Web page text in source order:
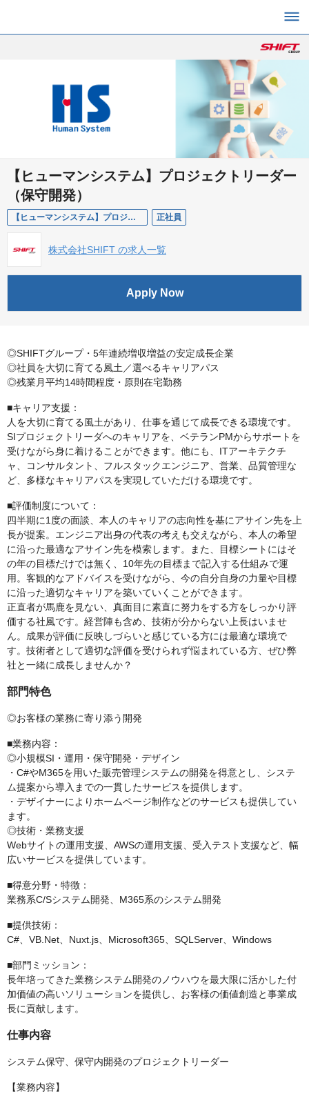
【ヒューマンシステム】プロジェクトリーダー
（保守開発）
【ヒューマンシステム】プロジェクトリーダー（保守開発） 正社員
株式会社SHIFT の求人一覧
Apply Now
◎SHIFTグループ・5年連続増収増益の安定成長企業
◎社員を大切に育てる風土／選べるキャリアパス
◎残業月平均14時間程度・原則在宅勤務
■キャリア支援：
人を大切に育てる風土があり、仕事を通じて成長できる環境です。
SIプロジェクトリーダへのキャリアを、ベテランPMからサポートを
受けながら身に着けることができます。他にも、ITアーキテクチ
ャ、コンサルタント、フルスタックエンジニア、営業、品質管理な
ど、多様なキャリアパスを実現していただける環境です。
■評価制度について：
四半期に1度の面談、本人のキャリアの志向性を基にアサイン先を上
長が提案。エンジニア出身の代表の考えも交えながら、本人の希望
に沿った最適なアサイン先を模索します。また、目標シートにはそ
の年の目標だけでは無く、10年先の目標まで記入する仕組みで運
用。客観的なアドバイスを受けながら、今の自分自身の力量や目標
に沿った適切なキャリアを築いていくことができます。
正直者が馬鹿を見ない、真面目に素直に努力をする方をしっかり評
価する社風です。経営陣も含め、技術が分からない上長はいませ
ん。成果が評価に反映しづらいと感じている方には最適な環境で
す。技術者として適切な評価を受けられず悩まれている方、ぜひ弊
社と一緒に成長しませんか？
部門特色
◎お客様の業務に寄り添う開発
■業務内容：
◎小規模SI・運用・保守開発・デザイン
・C#やM365を用いた販売管理システムの開発を得意とし、システ
ム提案から導入までの一貫したサービスを提供します。
・デザイナーによりホームページ制作などのサービスも提供してい
ます。
◎技術・業務支援
Webサイトの運用支援、AWSの運用支援、受入テスト支援など、幅
広いサービスを提供しています。
■得意分野・特徴：
業務系C/Sシステム開発、M365系のシステム開発
■提供技術：
C#、VB.Net、Nuxt.js、Microsoft365、SQLServer、Windows
■部門ミッション：
長年培ってきた業務システム開発のノウハウを最大限に活かした付
加価値の高いソリューションを提供し、お客様の価値創造と事業成
長に貢献します。
仕事内容
システム保守、保守内開発のプロジェクトリーダー
【業務内容】